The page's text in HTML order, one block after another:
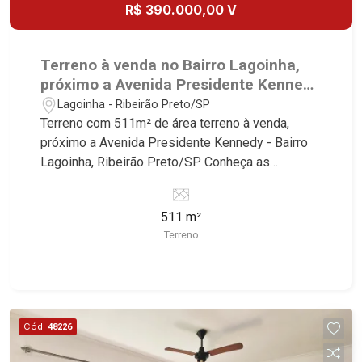
R$ 390.000,00 V
Terreno à venda no Bairro Lagoinha,
próximo a Avenida Presidente Kennedy
- Ribeirão Preto/SP.
Lagoinha - Ribeirão Preto/SP
Terreno com 511m² de área terreno à venda,
próximo a Avenida Presidente Kennedy - Bairro
Lagoinha, Ribeirão Preto/SP. Conheça as
Imobiliária selecionou para você: - 511m² de área
excelência absoluta no mercado imobiliário de
nos bairros mais desejados da Zona Sul,
reconhecidos por sua segurança, infraestrutura e
qualidade de vida incomparável. Atuamos nos
511 m²
Terreno
Cód. 48226